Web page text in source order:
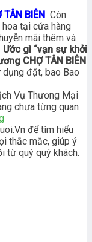
BIÊN Còn
tại cửa hàng
mãi thêm và
Ước gì “vạn sự khởi
CHỢ TÂN BIÊN
đặt, bao Bao
Vụ Thương Mại
chưa từng quan
để tìm hiểu
thắc mắc, giúp ý
từ quý quý khách.